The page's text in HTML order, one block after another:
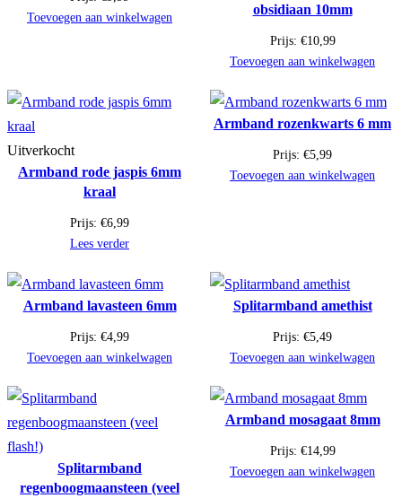
Toevoegen aan winkelwagen
obsidiaan 10mm
Prijs: €10,99
Toevoegen aan winkelwagen
Uitverkocht
Armband rode jaspis 6mm
kraal
Prijs: €6,99
Lees verder
Armband rozenkwarts 6 mm
Prijs: €5,99
Toevoegen aan winkelwagen
Armband lavasteen 6mm
Prijs: €4,99
Toevoegen aan winkelwagen
Splitarmband amethist
Prijs: €5,49
Toevoegen aan winkelwagen
Splitarmband
regenboogmaansteen (veel
Armband mosagaat 8mm
Prijs: €14,99
Toevoegen aan winkelwagen